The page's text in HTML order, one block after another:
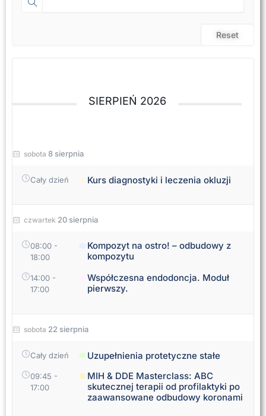
Reset
SIERPIEŃ 2026
sobota 8 sierpnia
Cały dzień Kurs diagnostyki i leczenia okluzji
czwartek 20 sierpnia
08:00 -
18:00
Kompozyt na ostro! – odbudowy z
kompozytu
14:00 -
17:00
Współczesna endodoncja. Moduł
pierwszy.
sobota 22 sierpnia
Cały dzień Uzupełnienia protetyczne stałe
09:45 -
17:00
MIH & DDE Masterclass: ABC
skutecznej terapii od profilaktyki po
zaawansowane odbudowy koronami